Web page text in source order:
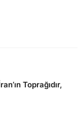
Toprağıdır,